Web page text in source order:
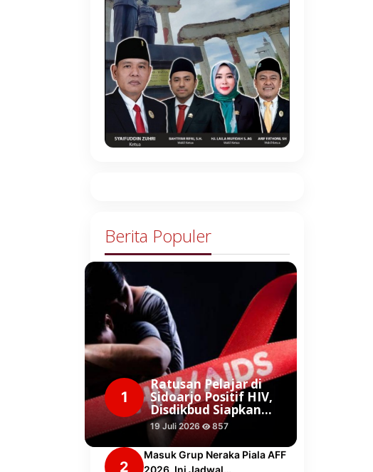
Berita Populer
1
Ratusan Pelajar di
Sidoarjo Positif HIV,
Disdikbud Siapkan…
19 Juli 2026 857
2
Masuk Grup Neraka Piala AFF